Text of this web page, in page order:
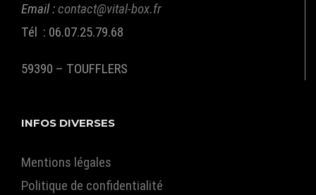
Email :contact@vital-box.fr
Tél : 06.07.25.79.68
59390 – TOUFFLERS
INFOS DIVERSES
Mentions légales
Politique de confidentialité